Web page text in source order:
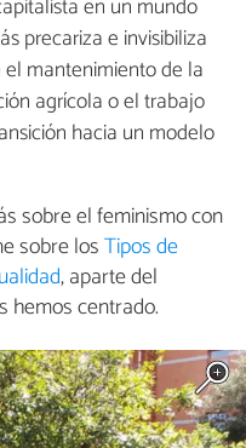
en un mundo
precariza e invisibiliza
mantenimiento de la
agrícola o el trabajo
hacia un modelo
sobre el feminismo con
sobre losTipos de
, aparte del
hemos centrado.